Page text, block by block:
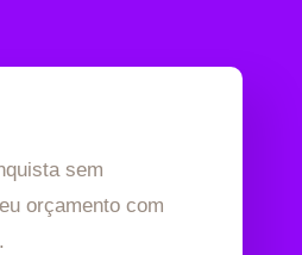
sem
orçamento com